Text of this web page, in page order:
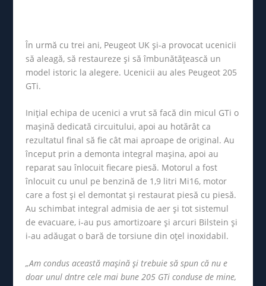
În urmă cu trei ani, Peugeot UK și-a provocat ucenicii
să aleagă, să restaureze și să îmbunătățească un
model istoric la alegere. Ucenicii au ales Peugeot 205
GTi.
Inițial echipa de ucenici a vrut să facă din micul GTi o
mașină dedicată circuitului, apoi au hotărât ca
rezultatul final să fie cât mai aproape de original. Au
început prin a demonta integral mașina, apoi au
reparat sau înlocuit fiecare piesă. Motorul a fost
înlocuit cu unul pe benzină de 1,9 litri Mi16, motor
care a fost și el demontat și restaurat piesă cu piesă.
Au schimbat integral admisia de aer și tot sistemul
de evacuare, i-au pus amortizoare și arcuri Bilstein și
i-au adăugat o bară de torsiune din oțel inoxidabil.
„Am condus această mașină și trebuie să spun că nu e
doar unul dntre cele mai bune 205 GTi conduse de mine,